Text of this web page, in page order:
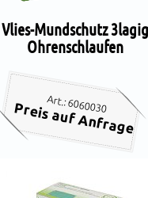
Vlies-Mundschutz 3lagig
Ohrenschlaufen
Art.: 6060030
Preis auf Anfrage